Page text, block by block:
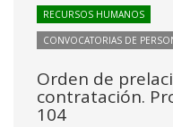
RECURSOS HUMANOS
CONVOCATORIAS DE
Orden de
contratación.
104